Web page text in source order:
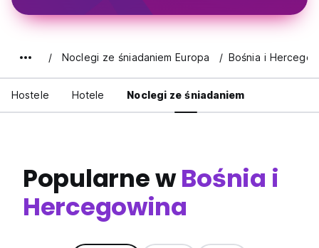
Noclegi ze śniadaniem Europa Bośnia i
Hostele Hotele Noclegi ze śniadaniem
Popularne wBośnia i
Hercegowina